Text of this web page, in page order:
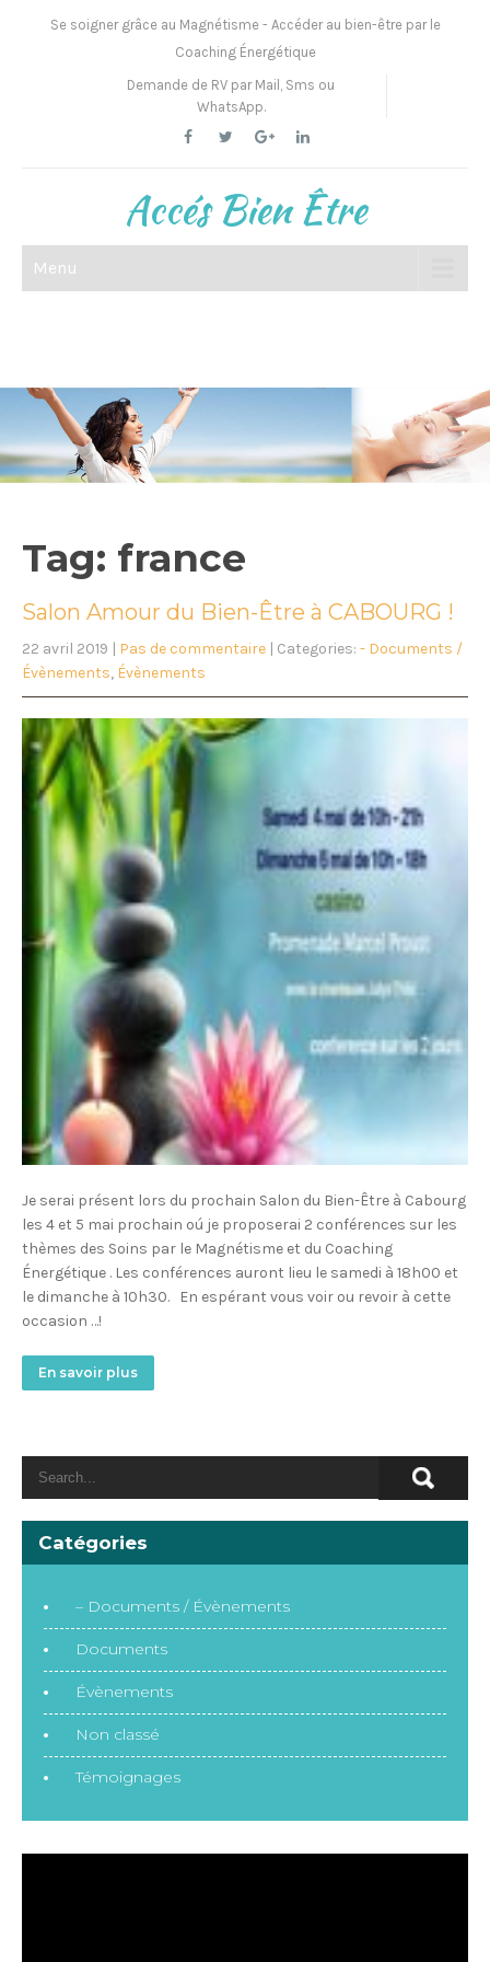
Se soigner grâce au Magnétisme - Accéder au bien-être par le
Coaching Énergétique
Demande de RV par Mail, Sms ou
WhatsApp.
Accés Bien Être
Menu
Tag: france
Salon Amour du Bien-Être à CABOURG !
22 avril 2019 | Pas de commentaire | Categories: - Documents /
Évènements, Évènements
Je serai présent lors du prochain Salon du Bien-Être à Cabourg
les 4 et 5 mai prochain oú je proposerai 2 conférences sur les
thèmes des Soins par le Magnétisme et du Coaching
Énergétique . Les conférences auront lieu le samedi à 18h00 et
le dimanche à 10h30. En espérant vous voir ou revoir à cette
occasion …!
En savoir plus
Catégories
– Documents / Évènements
Documents
Évènements
Non classé
Témoignages